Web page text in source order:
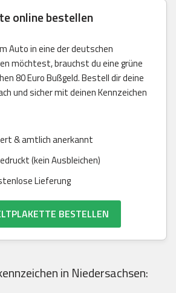
online bestellen
Auto in eine der deutschen
möchtest, brauchst du eine grüne
80 Euro Bußgeld. Bestell dir deine
und sicher mit deinen Kennzeichen
& amtlich anerkannt
(kein Ausbleichen)
Lieferung
BESTELLEN
in Niedersachsen: